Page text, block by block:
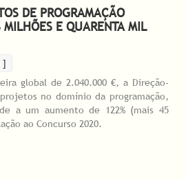
DE PROGRAMAÇÃO
E QUARENTA MIL
]
global de 2.040.000 €, a Direção-
no domínio da programação,
a um aumento de 122% (mais 45
ao Concurso 2020.